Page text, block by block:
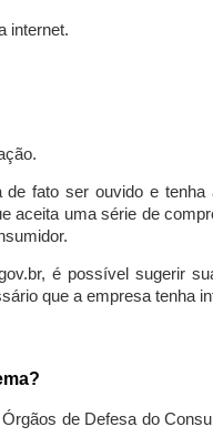
internet.
fato ser ouvido e
uma série de
é possível sugerir
que a empresa tenha
de Defesa do